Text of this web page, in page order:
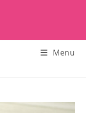
Menu